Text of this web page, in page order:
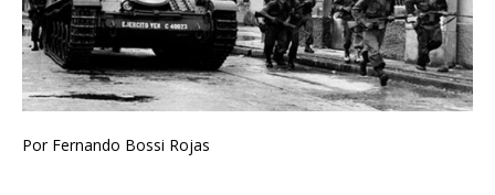
Por Fernando Bossi Rojas